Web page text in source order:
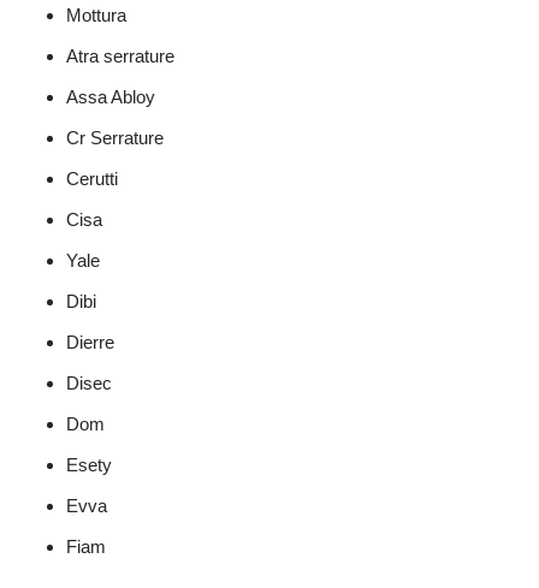
Mottura
Atra serrature
Assa Abloy
Cr Serrature
Cerutti
Cisa
Yale
Dibi
Dierre
Disec
Dom
Esety
Evva
Fiam